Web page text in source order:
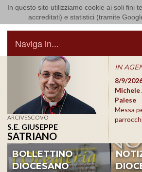
In questo sito utilizziamo cookie ai soli fini
accreditati) e statistici (tramite
Arcidiocesi di Bari
Naviga in...
ARCIVESCOVO
S.E. GIUSEPPE
SATRIANO
IN
8/17/2026
Conversano
Conferenza Episcopale
Pugliese
8/9/
Michele
Palese
Messa
BOLLETTINO
DIOCESANO